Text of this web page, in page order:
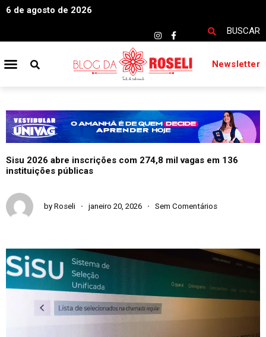
6 de agosto de 2026
BUSCAR
Newsletter
Sisu 2026 abre inscrições com 274,8 mil vagas em 136
instituições públicas
by Roseli janeiro 20, 2026 Sem Comentários